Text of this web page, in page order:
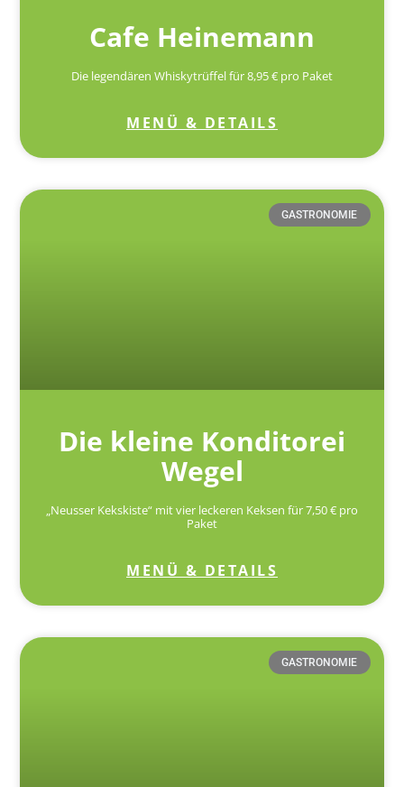
Cafe Heinemann
Die legendären Whiskytrüffel für 8,95 € pro Paket
MENÜ & DETAILS
GASTRONOMIE
Die kleine Konditorei
Wegel
„Neusser Kekskiste“ mit vier leckeren Keksen für 7,50 € pro
Paket
MENÜ & DETAILS
GASTRONOMIE